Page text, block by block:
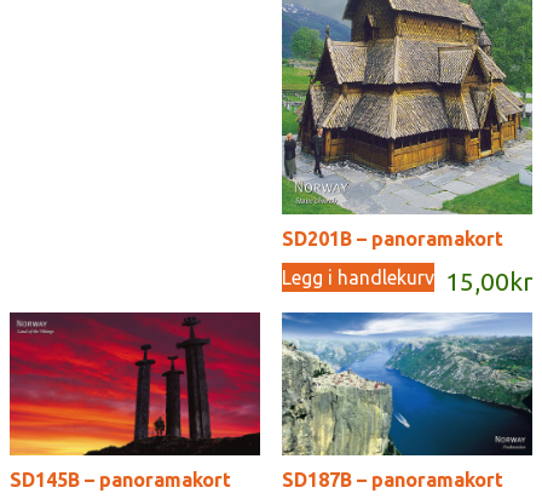
SD201B – panoramakort
15,00 kr
Legg i handlekurv
SD145B – panoramakort SD187B – panoramakort